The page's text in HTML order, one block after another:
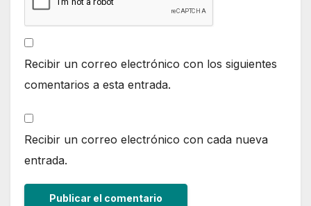
Recibir un correo electrónico con los siguientes
comentarios a esta entrada.
Recibir un correo electrónico con cada nueva
entrada.